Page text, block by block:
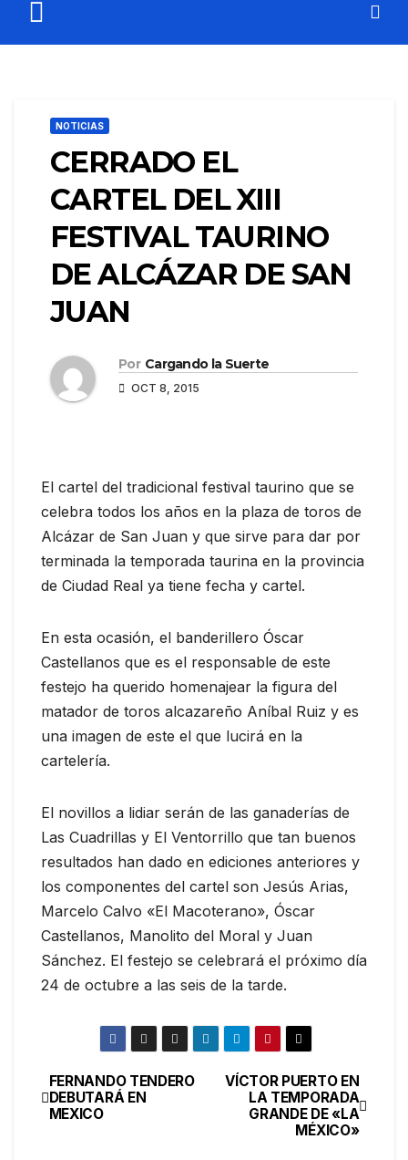
NOTICIAS
CERRADO EL
CARTEL DEL XIII
FESTIVAL TAURINO
DE ALCÁZAR DE SAN
JUAN
Por Cargando la Suerte
OCT 8, 2015
El cartel del tradicional festival taurino que se
celebra todos los años en la plaza de toros de
Alcázar de San Juan y que sirve para dar por
terminada la temporada taurina en la provincia
de Ciudad Real ya tiene fecha y cartel.
En esta ocasión, el banderillero Óscar
Castellanos que es el responsable de este
festejo ha querido homenajear la figura del
matador de toros alcazareño Aníbal Ruiz y es
una imagen de este el que lucirá en la
cartelería.
El novillos a lidiar serán de las ganaderías de
Las Cuadrillas y El Ventorrillo que tan buenos
resultados han dado en ediciones anteriores y
los componentes del cartel son Jesús Arias,
Marcelo Calvo «El Macoterano», Óscar
Castellanos, Manolito del Moral y Juan
Sánchez. El festejo se celebrará el próximo día
24 de octubre a las seis de la tarde.
VÍCTOR PUERTO EN
LA TEMPORADA
GRANDE DE «LA
MÉXICO»
FERNANDO TENDERO
DEBUTARÁ EN
MEXICO